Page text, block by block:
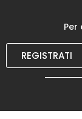
REGISTRATI